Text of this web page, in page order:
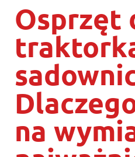
Osprzęt
na